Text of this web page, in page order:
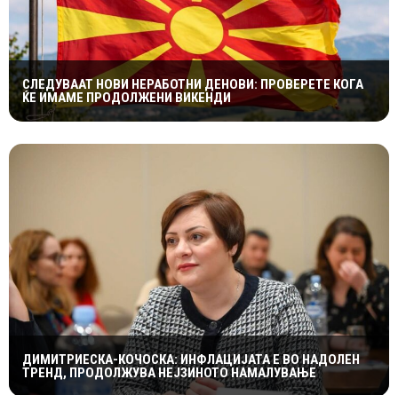
СЛЕДУВААТ НОВИ НЕРАБОТНИ ДЕНОВИ: ПРОВЕРЕТЕ КОГА
ЌЕ ИМАМЕ ПРОДОЛЖЕНИ ВИКЕНДИ
ДИМИТРИЕСКА-КОЧОСКА: ИНФЛАЦИЈАТА Е ВО НАДОЛЕН
ТРЕНД, ПРОДОЛЖУВА НЕЈЗИНОТО НАМАЛУВАЊЕ